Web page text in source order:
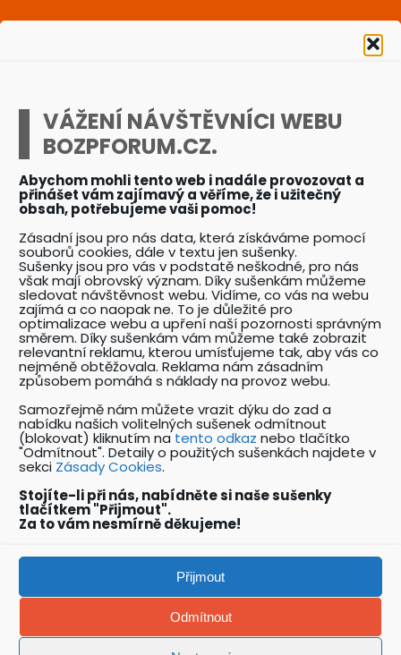
VÁŽENÍ NÁVŠTĚVNÍCI WEBU
BOZPFORUM.CZ.
Abychom mohli tento web i nadále provozovat a
přinášet vám zajímavý a věříme, že i užitečný
obsah, potřebujeme vaši pomoc!
Zásadní jsou pro nás data, která získáváme pomocí
souborů cookies, dále v textu jen sušenky.
Sušenky jsou pro vás v podstatě neškodné, pro nás
však mají obrovský význam. Díky sušenkám můžeme
sledovat návštěvnost webu. Vidíme, co vás na webu
zajímá a co naopak ne. To je důležité pro
optimalizace webu a upření naší pozornosti správným
směrem. Díky sušenkám vám můžeme také zobrazit
relevantní reklamu, kterou umísťujeme tak, aby vás co
nejméně obtěžovala. Reklama nám zásadním
způsobem pomáhá s náklady na provoz webu.
Samozřejmě nám můžete vrazit dýku do zad a
nabídku našich volitelných sušenek odmítnout
(blokovat) kliknutím natento odkaz nebo tlačítko
"Odmítnout". Detaily o použitých sušenkách najdete v
sekci Zásady Cookies.
Stojíte-li při nás, nabídněte si naše sušenky
tlačítkem "Přijmout".
Za to vám nesmírně děkujeme!
Přijmout
Odmítnout
BOZPKESTAZENI.CZ
Desítky profesionálně připravených vzorových
dokumentů a posterů BOZP a PO.
AKCE BOZPFORUM.CZ
Přehled pořádaných akcí se zaměřením na
problematiku BOZP.
KATALOG ODBORNÍKŮ BOZP
Přehledný katalog odborníků pracujících v
oboru BOZP a souvisejících oborech.
NABÍDKY PRÁCE V OBORU BOZP
Unikátní katalog pracovních nabídek v oboru
BOZP a PO.
Vytvořeno k záchraně životů!